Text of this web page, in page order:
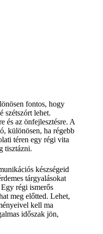
fontos, hogy
szétszórt lehet.
és az önfejlesztésre. A
különösen, ha régebb
téren egy régi vita
tisztázni.
készségeid
tárgyalásokat
régi ismerős
meg előtted. Lehet,
kell ma
időszak jön,